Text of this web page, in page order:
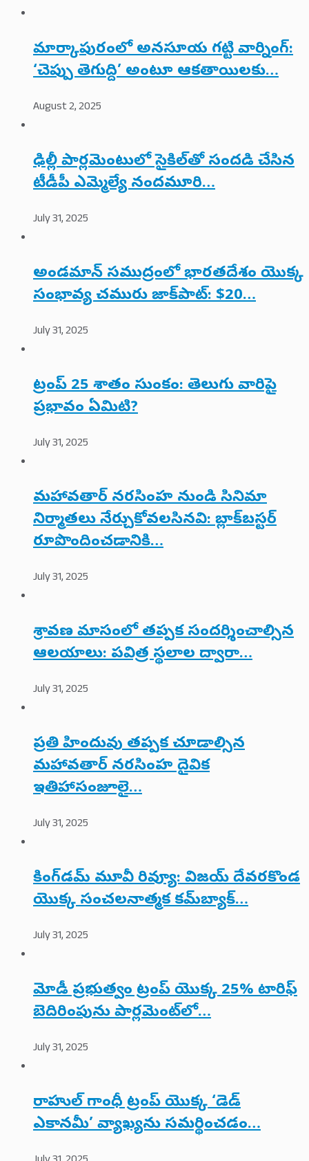
మార్కాపురంలో అనసూయ గట్టి వార్నింగ్:
‘చెప్పు తెగుద్ది’ అంటూ ఆకతాయిలకు…
August 2, 2025
ఢిల్లీ పార్లమెంటులో సైకిల్‌తో సందడి చేసిన
టీడీపీ ఎమ్మెల్యే నందమూరి…
July 31, 2025
అండమాన్ సముద్రంలో భారతదేశం యొక్క
సంభావ్య చమురు జాక్‌పాట్: $20…
July 31, 2025
ట్రంప్ 25 శాతం సుంకం: తెలుగు వారిపై
ప్రభావం ఏమిటి?
July 31, 2025
మహావతార్ నరసింహ నుండి సినిమా
నిర్మాతలు నేర్చుకోవలసినవి: బ్లాక్‌బస్టర్
రూపొందించడానికి…
July 31, 2025
శ్రావణ మాసంలో తప్పక సందర్శించాల్సిన
ఆలయాలు: పవిత్ర స్థలాల ద్వారా…
July 31, 2025
ప్రతి హిందువు తప్పక చూడాల్సిన
మహావతార్ నరసింహ దైవిక
ఇతిహాసంజూలై…
July 31, 2025
కింగ్‌డమ్ మూవీ రివ్యూ: విజయ్ దేవరకొండ
యొక్క సంచలనాత్మక కమ్‌బ్యాక్…
July 31, 2025
మోడీ ప్రభుత్వం ట్రంప్ యొక్క 25% టారిఫ్
బెదిరింపును పార్లమెంట్‌లో…
July 31, 2025
రాహుల్ గాంధీ ట్రంప్ యొక్క ‘డెడ్
ఎకానమీ’ వ్యాఖ్యను సమర్థించడం…